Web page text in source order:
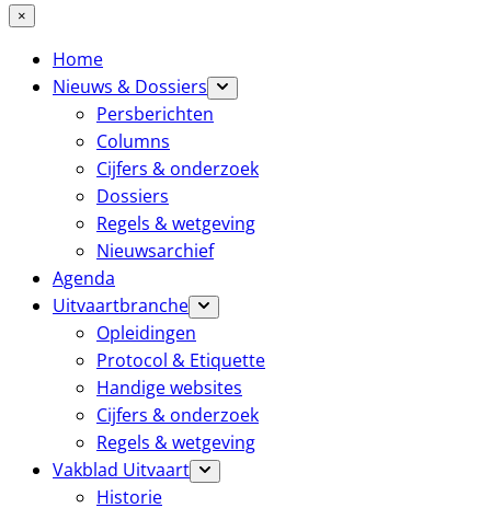
×
Home
Nieuws & Dossiers
Persberichten
Columns
Cijfers & onderzoek
Dossiers
Regels & wetgeving
Nieuwsarchief
Agenda
Uitvaartbranche
Opleidingen
Protocol & Etiquette
Handige websites
Cijfers & onderzoek
Regels & wetgeving
Vakblad Uitvaart
Historie